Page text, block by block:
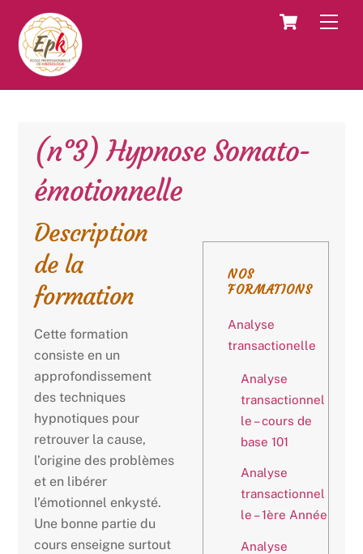
content
Cart
(n°3) Hypnose Somato-
émotionnelle
Description
de la
formation
Cette formation
consiste en un
approfondissement
des techniques
hypnotiques pour
retrouver la cause,
l’origine des problèmes
et en libérer
l’émotionnel enkysté.
Une bonne partie du
cours enseigne surtout
NOS
FORMATIONS
Analyse
transactionelle
Analyse
transactionnel
le – cours de
base 101
Analyse
transactionnel
le – 1ère Année
Analyse